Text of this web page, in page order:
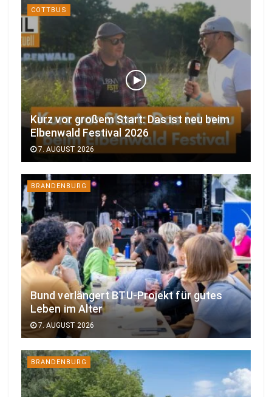
COTTBUS
Kurz vor großem Start: Das ist neu beim
Elbenwald Festival 2026
7. AUGUST 2026
BRANDENBURG
Bund verlängert BTU-Projekt für gutes
Leben im Alter
7. AUGUST 2026
BRANDENBURG